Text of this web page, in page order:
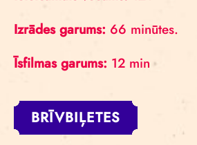
Izrādes garums: 66 minūtes.
Īsfilmas garums: 12 min
BRĪVBIĻETES